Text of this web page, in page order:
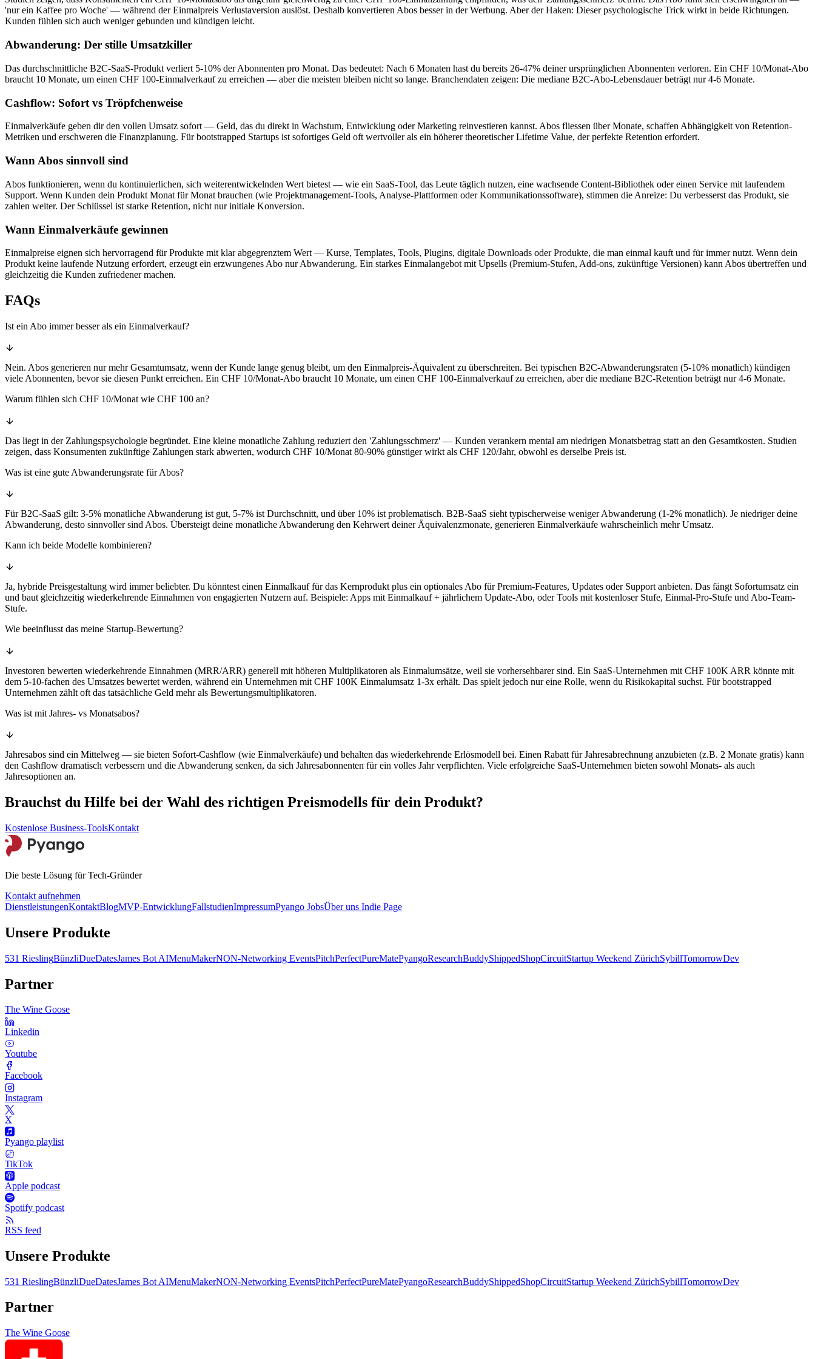
'nur ein Kaffee pro Woche' — während der Einmalpreis Verlustaversion auslöst. Deshalb konvertieren Abos besser in der Werbung. Aber der Haken: Dieser psychologische Trick wirkt in beide Richtungen.
Kunden fühlen sich auch weniger gebunden und kündigen leicht.
Abwanderung: Der stille Umsatzkiller
Das durchschnittliche B2C-SaaS-Produkt verliert 5-10% der Abonnenten pro Monat. Das bedeutet: Nach 6 Monaten hast du bereits 26-47% deiner ursprünglichen Abonnenten verloren. Ein CHF 10/Monat-Abo
braucht 10 Monate, um einen CHF 100-Einmalverkauf zu erreichen — aber die meisten bleiben nicht so lange. Branchendaten zeigen: Die mediane B2C-Abo-Lebensdauer beträgt nur 4-6 Monate.
Cashflow: Sofort vs Tröpfchenweise
Einmalverkäufe geben dir den vollen Umsatz sofort — Geld, das du direkt in Wachstum, Entwicklung oder Marketing reinvestieren kannst. Abos fliessen über Monate, schaffen Abhängigkeit von Retention-
Metriken und erschweren die Finanzplanung. Für bootstrapped Startups ist sofortiges Geld oft wertvoller als ein höherer theoretischer Lifetime Value, der perfekte Retention erfordert.
Wann Abos sinnvoll sind
Abos funktionieren, wenn du kontinuierlichen, sich weiterentwickelnden Wert bietest — wie ein SaaS-Tool, das Leute täglich nutzen, eine wachsende Content-Bibliothek oder einen Service mit laufendem
Support. Wenn Kunden dein Produkt Monat für Monat brauchen (wie Projektmanagement-Tools, Analyse-Plattformen oder Kommunikationssoftware), stimmen die Anreize: Du verbesserst das Produkt, sie
zahlen weiter. Der Schlüssel ist starke Retention, nicht nur initiale Konversion.
Wann Einmalverkäufe gewinnen
Einmalpreise eignen sich hervorragend für Produkte mit klar abgegrenztem Wert — Kurse, Templates, Tools, Plugins, digitale Downloads oder Produkte, die man einmal kauft und für immer nutzt. Wenn dein
Produkt keine laufende Nutzung erfordert, erzeugt ein erzwungenes Abo nur Abwanderung. Ein starkes Einmalangebot mit Upsells (Premium-Stufen, Add-ons, zukünftige Versionen) kann Abos übertreffen und
gleichzeitig die Kunden zufriedener machen.
FAQs
Ist ein Abo immer besser als ein Einmalverkauf?
Nein. Abos generieren nur mehr Gesamtumsatz, wenn der Kunde lange genug bleibt, um den Einmalpreis-Äquivalent zu überschreiten. Bei typischen B2C-Abwanderungsraten (5-10% monatlich) kündigen
viele Abonnenten, bevor sie diesen Punkt erreichen. Ein CHF 10/Monat-Abo braucht 10 Monate, um einen CHF 100-Einmalverkauf zu erreichen, aber die mediane B2C-Retention beträgt nur 4-6 Monate.
Warum fühlen sich CHF 10/Monat wie CHF 100 an?
Das liegt in der Zahlungspsychologie begründet. Eine kleine monatliche Zahlung reduziert den 'Zahlungsschmerz' — Kunden verankern mental am niedrigen Monatsbetrag statt an den Gesamtkosten. Studien
zeigen, dass Konsumenten zukünftige Zahlungen stark abwerten, wodurch CHF 10/Monat 80-90% günstiger wirkt als CHF 120/Jahr, obwohl es derselbe Preis ist.
Was ist eine gute Abwanderungsrate für Abos?
Für B2C-SaaS gilt: 3-5% monatliche Abwanderung ist gut, 5-7% ist Durchschnitt, und über 10% ist problematisch. B2B-SaaS sieht typischerweise weniger Abwanderung (1-2% monatlich). Je niedriger deine
Abwanderung, desto sinnvoller sind Abos. Übersteigt deine monatliche Abwanderung den Kehrwert deiner Äquivalenzmonate, generieren Einmalverkäufe wahrscheinlich mehr Umsatz.
Kann ich beide Modelle kombinieren?
Ja, hybride Preisgestaltung wird immer beliebter. Du könntest einen Einmalkauf für das Kernprodukt plus ein optionales Abo für Premium-Features, Updates oder Support anbieten. Das fängt Sofortumsatz ein
und baut gleichzeitig wiederkehrende Einnahmen von engagierten Nutzern auf. Beispiele: Apps mit Einmalkauf + jährlichem Update-Abo, oder Tools mit kostenloser Stufe, Einmal-Pro-Stufe und Abo-Team-
Stufe.
Wie beeinflusst das meine Startup-Bewertung?
Investoren bewerten wiederkehrende Einnahmen (MRR/ARR) generell mit höheren Multiplikatoren als Einmalumsätze, weil sie vorhersehbarer sind. Ein SaaS-Unternehmen mit CHF 100K ARR könnte mit
dem 5-10-fachen des Umsatzes bewertet werden, während ein Unternehmen mit CHF 100K Einmalumsatz 1-3x erhält. Das spielt jedoch nur eine Rolle, wenn du Risikokapital suchst. Für bootstrapped
Unternehmen zählt oft das tatsächliche Geld mehr als Bewertungsmultiplikatoren.
Was ist mit Jahres- vs Monatsabos?
Jahresabos sind ein Mittelweg — sie bieten Sofort-Cashflow (wie Einmalverkäufe) und behalten das wiederkehrende Erlösmodell bei. Einen Rabatt für Jahresabrechnung anzubieten (z.B. 2 Monate gratis) kann
den Cashflow dramatisch verbessern und die Abwanderung senken, da sich Jahresabonnenten für ein volles Jahr verpflichten. Viele erfolgreiche SaaS-Unternehmen bieten sowohl Monats- als auch
Jahresoptionen an.
Brauchst du Hilfe bei der Wahl des richtigen Preismodells für dein Produkt?
Kostenlose Business-ToolsKontakt
Die beste Lösung für Tech-Gründer
Kontakt aufnehmen
DienstleistungenKontaktBlogMVP-EntwicklungFallstudienImpressumPyango JobsÜber uns Indie Page
Unsere Produkte
531 RieslingBünzliDueDatesJames Bot AIMenuMakerNON-Networking EventsPitchPerfectPureMatePyangoResearchBuddyShippedShopCircuitStartup Weekend ZürichSybillTomorrowDev
Partner
The Wine Goose
Linkedin
Youtube
Facebook
Instagram
X
Pyango playlist
TikTok
Apple podcast
Spotify podcast
RSS feed
Unsere Produkte
531 RieslingBünzliDueDatesJames Bot AIMenuMakerNON-Networking EventsPitchPerfectPureMatePyangoResearchBuddyShippedShopCircuitStartup Weekend ZürichSybillTomorrowDev
Partner
The Wine Goose